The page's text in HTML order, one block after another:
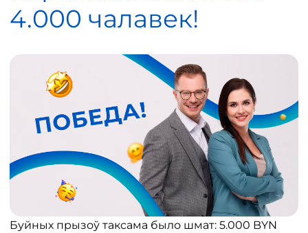
4.000 чалавек!
Буйных прызоў таксама было шмат: 5.000 BYN